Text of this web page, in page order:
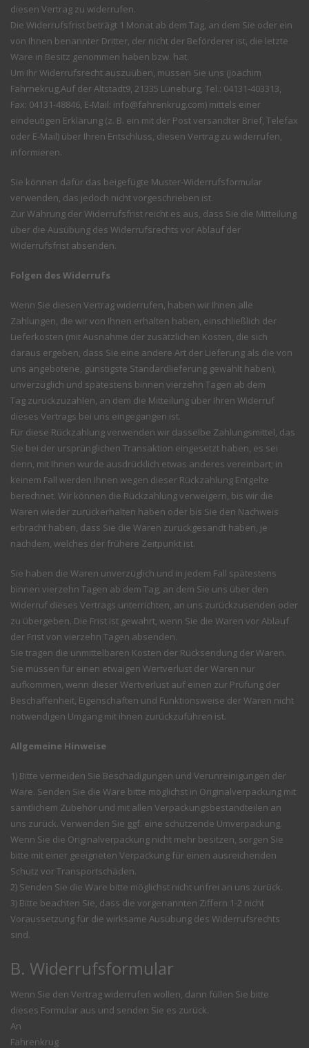
diesen Vertrag zu widerrufen.
Die Widerrufsfrist beträgt 1 Monat ab dem Tag, an dem Sie oder ein
von Ihnen benannter Dritter, der nicht der Beförderer ist, die letzte
Ware in Besitz genommen haben bzw. hat.
Um Ihr Widerrufsrecht auszuüben, müssen Sie uns (Joachim
Fahrnekrug,Auf der Altstadt9, 21335 Lüneburg, Tel.: 04131-403313,
Fax: 04131-48846, E-Mail: info@fahrenkrug.com) mittels einer
eindeutigen Erklärung (z. B. ein mit der Post versandter Brief, Telefax
oder E-Mail) über Ihren Entschluss, diesen Vertrag zu widerrufen,
informieren.
Sie können dafür das beigefügte Muster-Widerrufsformular
verwenden, das jedoch nicht vorgeschrieben ist.
Zur Wahrung der Widerrufsfrist reicht es aus, dass Sie die Mitteilung
über die Ausübung des Widerrufsrechts vor Ablauf der
Widerrufsfrist absenden.
Folgen des Widerrufs
Wenn Sie diesen Vertrag widerrufen, haben wir Ihnen alle
Zahlungen, die wir von Ihnen erhalten haben, einschließlich der
Lieferkosten (mit Ausnahme der zusätzlichen Kosten, die sich
daraus ergeben, dass Sie eine andere Art der Lieferung als die von
uns angebotene, günstigste Standardlieferung gewählt haben),
unverzüglich und spätestens binnen vierzehn Tagen ab dem
Tag zurückzuzahlen, an dem die Mitteilung über Ihren Widerruf
dieses Vertrags bei uns eingegangen ist.
Für diese Rückzahlung verwenden wir dasselbe Zahlungsmittel, das
Sie bei der ursprünglichen Transaktion eingesetzt haben, es sei
denn, mit Ihnen wurde ausdrücklich etwas anderes vereinbart; in
keinem Fall werden Ihnen wegen dieser Rückzahlung Entgelte
berechnet. Wir können die Rückzahlung verweigern, bis wir die
Waren wieder zurückerhalten haben oder bis Sie den Nachweis
erbracht haben, dass Sie die Waren zurückgesandt haben, je
nachdem, welches der frühere Zeitpunkt ist.
Sie haben die Waren unverzüglich und in jedem Fall spätestens
binnen vierzehn Tagen ab dem Tag, an dem Sie uns über den
Widerruf dieses Vertrags unterrichten, an uns zurückzusenden oder
zu übergeben. Die Frist ist gewahrt, wenn Sie die Waren vor Ablauf
der Frist von vierzehn Tagen absenden.
Sie tragen die unmittelbaren Kosten der Rücksendung der Waren.
Sie müssen für einen etwaigen Wertverlust der Waren nur
aufkommen, wenn dieser Wertverlust auf einen zur Prüfung der
Beschaffenheit, Eigenschaften und Funktionsweise der Waren nicht
notwendigen Umgang mit ihnen zurückzuführen ist.
Allgemeine Hinweise
1) Bitte vermeiden Sie Beschädigungen und Verunreinigungen der
Ware. Senden Sie die Ware bitte möglichst in Originalverpackung mit
sämtlichem Zubehör und mit allen Verpackungsbestandteilen an
uns zurück. Verwenden Sie ggf. eine schützende Umverpackung.
Wenn Sie die Originalverpackung nicht mehr besitzen, sorgen Sie
bitte mit einer geeigneten Verpackung für einen ausreichenden
Schutz vor Transportschäden.
2) Senden Sie die Ware bitte möglichst nicht unfrei an uns zurück.
3) Bitte beachten Sie, dass die vorgenannten Ziffern 1-2 nicht
Voraussetzung für die wirksame Ausübung des Widerrufsrechts
sind.
B. Widerrufsformular
Wenn Sie den Vertrag widerrufen wollen, dann füllen Sie bitte
dieses Formular aus und senden Sie es zurück.
An
Fahrenkrug